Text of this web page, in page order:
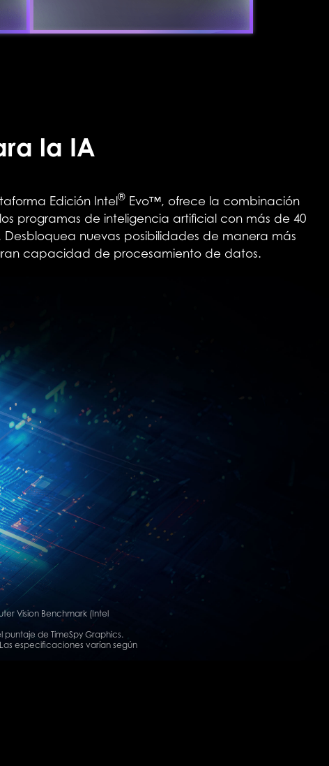
la IA
Edición Intel®Evo™, ofrece la combinación
programas de inteligencia artificial con más de 40
nuevas posibilidades de manera más
capacidad de procesamiento de datos.
Vision Benchmark (Intel
de TimeSpy Graphics.
especificaciones varían según